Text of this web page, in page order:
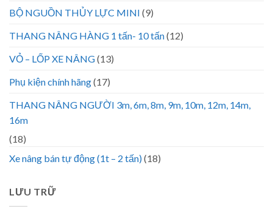
BỘ NGUỒN THỦY LỰC MINI (9)
THANG NÂNG HÀNG 1 tấn- 10 tấn(12)
VỎ – LỐP XE NÂNG(13)
Phụ kiện chính hãng(17)
THANG NÂNG NGƯỜI 3m, 6m, 8m, 9m, 10m, 12m, 14m,
16m
(18)
Xe nâng bán tự động (1t – 2 tấn)(18)
LƯU TRỮ